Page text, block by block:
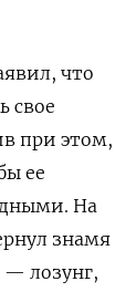
что
свое
при этом,
ее
На
знамя
— лозунг,